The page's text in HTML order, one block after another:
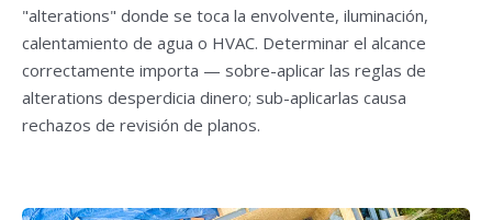
"alterations" donde se toca la envolvente, iluminación,
calentamiento de agua o HVAC. Determinar el alcance
correctamente importa — sobre-aplicar las reglas de
alterations desperdicia dinero; sub-aplicarlas causa
rechazos de revisión de planos.